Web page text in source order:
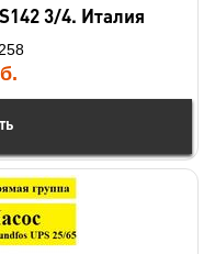
3/4. Италия